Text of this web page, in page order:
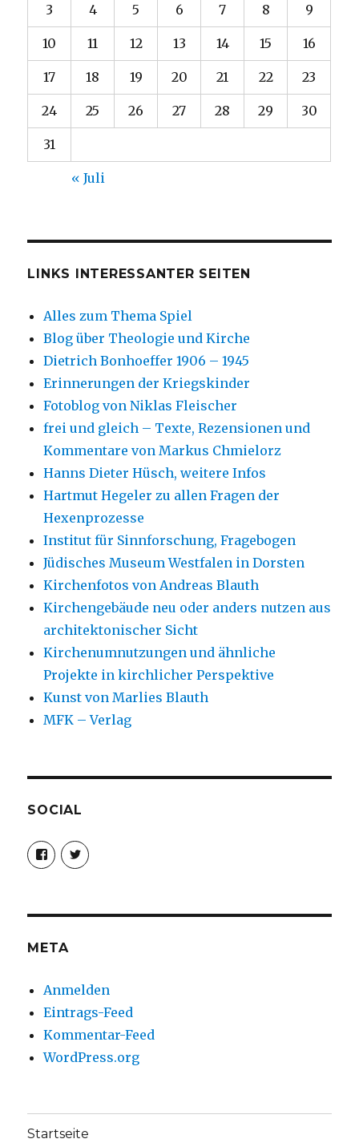
3 4 5 6 7 8 9
10 11 12 13 14 15 16
17 18 19 20 21 22 23
24 25 26 27 28 29 30
31
« Juli
LINKS INTERESSANTER SEITEN
Alles zum Thema Spiel
Blog über Theologie und Kirche
Dietrich Bonhoeffer 1906 – 1945
Erinnerungen der Kriegskinder
Fotoblog von Niklas Fleischer
frei und gleich – Texte, Rezensionen und
Kommentare von Markus Chmielorz
Hanns Dieter Hüsch, weitere Infos
Hartmut Hegeler zu allen Fragen der
Hexenprozesse
Institut für Sinnforschung, Fragebogen
Jüdisches Museum Westfalen in Dorsten
Kirchenfotos von Andreas Blauth
Kirchengebäude neu oder anders nutzen aus
architektonischer Sicht
Kirchenumnutzungen und ähnliche
Projekte in kirchlicher Perspektive
Kunst von Marlies Blauth
MFK – Verlag
SOCIAL
Profil
von
christoph.fleischer1
anzeigen
Profil
von
anzeigen
META
Anmelden
Eintrags-Feed
Kommentar-Feed
WordPress.org
Startseite